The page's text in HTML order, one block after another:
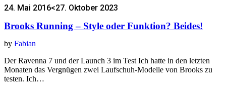
24. Mai 2016<27. Oktober 2023
Brooks Running – Style oder Funktion? Beides!
by Fabian
Der Ravenna 7 und der Launch 3 im Test Ich hatte in den letzten
Monaten das Vergnügen zwei Laufschuh-Modelle von Brooks zu
testen. Ich…